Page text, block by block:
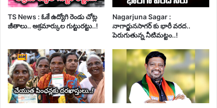
TS News : ఓకే ఉద్యోగి రెండు చోట్ల
జీతాలు.. అక్రమార్కుల గుట్టురట్టు..!
Nagarjuna Sagar :
నాగార్జునసాగర్ కు భారీ వరద..
పెరుగుతున్న నీటిమట్టం..!